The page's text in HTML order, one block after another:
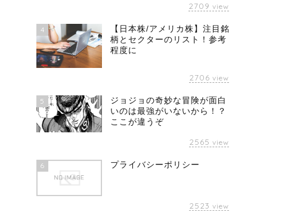
2709 view
4
【日本株/アメリカ株】注目銘
柄とセクターのリスト！参考
程度に
2706 view
5
ジョジョの奇妙な冒険が面白
いのは最強がいないから！？
ここが違うぞ
2565 view
6 プライバシーポリシー
2523 view